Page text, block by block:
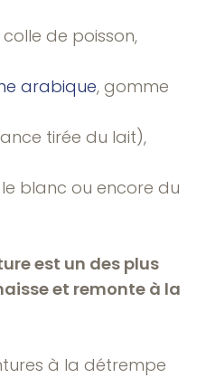
de poisson,
arabique, gomme
tirée du lait),
blanc ou encore du
est un des plus
et remonte à la
à la détrempe